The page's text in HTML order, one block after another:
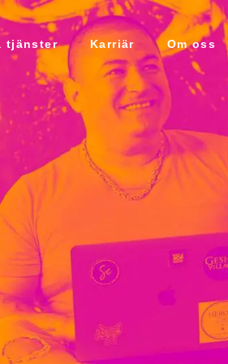
tjänster Karriär Om oss